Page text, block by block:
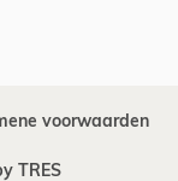
voorwaarden
TRES